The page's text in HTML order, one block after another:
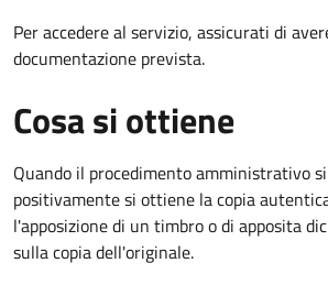
Per accedere al servizio, assicurati di
documentazione prevista.
Cosa si ottiene
Quando il procedimento amministrativo
positivamente si ottiene la copia
l'apposizione di un timbro o di apposita
sulla copia dell'originale.